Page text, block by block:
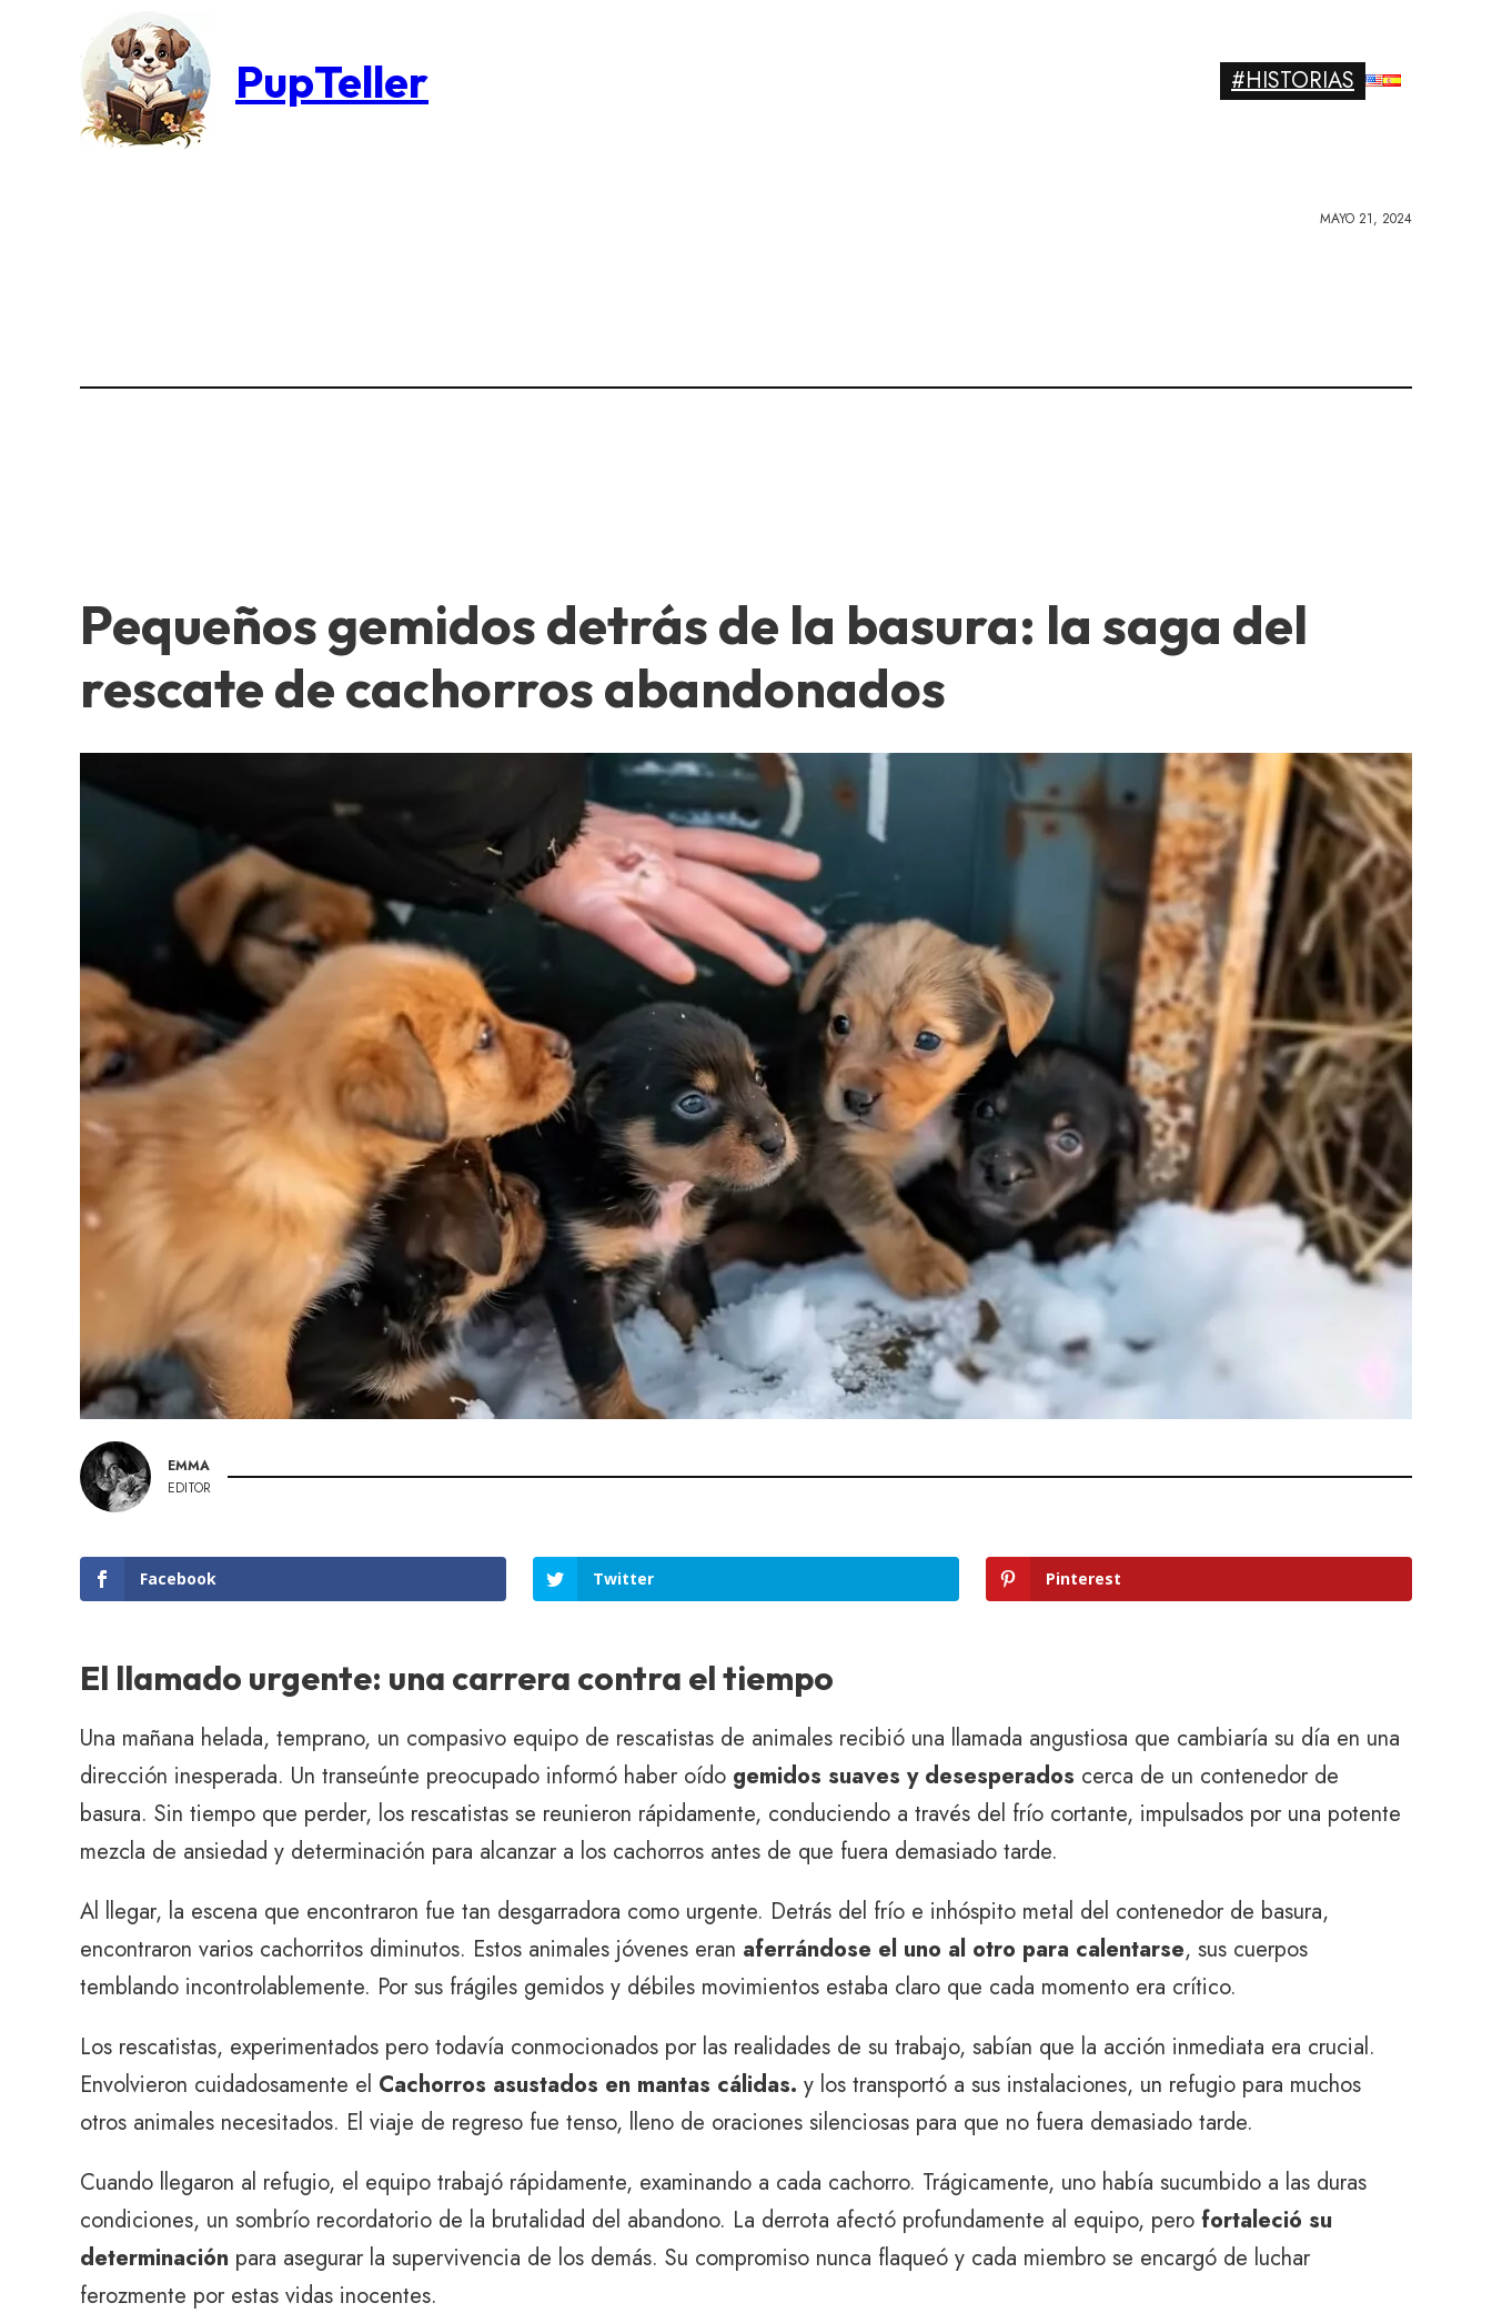
PupTeller #HISTORIAS
MAYO 21, 2024
Pequeños gemidos detrás de la basura: la saga del
rescate de cachorros abandonados
EMMA
EDITOR
Facebook Twitter Pinterest
El llamado urgente: una carrera contra el tiempo
Una mañana helada, temprano, un compasivo equipo de rescatistas de animales recibió una llamada angustiosa que cambiaría su día en una
dirección inesperada. Un transeúnte preocupado informó haber oído gemidos suaves y desesperados cerca de un contenedor de
basura. Sin tiempo que perder, los rescatistas se reunieron rápidamente, conduciendo a través del frío cortante, impulsados ​​por una potente
mezcla de ansiedad y determinación para alcanzar a los cachorros antes de que fuera demasiado tarde.
Al llegar, la escena que encontraron fue tan desgarradora como urgente. Detrás del frío e inhóspito metal del contenedor de basura,
encontraron varios cachorritos diminutos. Estos animales jóvenes eran aferrándose el uno al otro para calentarse, sus cuerpos
temblando incontrolablemente. Por sus frágiles gemidos y débiles movimientos estaba claro que cada momento era crítico.
Los rescatistas, experimentados pero todavía conmocionados por las realidades de su trabajo, sabían que la acción inmediata era crucial.
Envolvieron cuidadosamente el Cachorros asustados en mantas cálidas. y los transportó a sus instalaciones, un refugio para muchos
otros animales necesitados. El viaje de regreso fue tenso, lleno de oraciones silenciosas para que no fuera demasiado tarde.
Cuando llegaron al refugio, el equipo trabajó rápidamente, examinando a cada cachorro. Trágicamente, uno había sucumbido a las duras
condiciones, un sombrío recordatorio de la brutalidad del abandono. La derrota afectó profundamente al equipo, pero fortaleció su
determinación para asegurar la supervivencia de los demás. Su compromiso nunca flaqueó y cada miembro se encargó de luchar
ferozmente por estas vidas inocentes.